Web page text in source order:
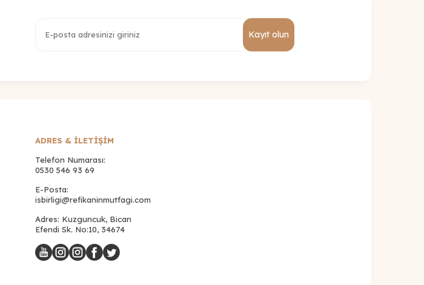
Kayıt olun
ADRES & İLETIŞIM
Telefon Numarası:
0530 546 93 69
E-Posta:
isbirligi@refikaninmutfagi.com
Adres: Kuzguncuk, Bican
Efendi Sk. No:10, 34674